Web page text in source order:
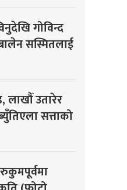
गोविन्द
सस्मितलाई
लाखौँ उतारेर
सत्ताको